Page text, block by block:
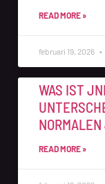
READ MORE »
februari 19, 2026
WAS IST
READ MORE »